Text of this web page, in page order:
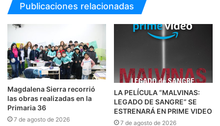
Publicaciones relacionadas
Magdalena Sierra recorrió
las obras realizadas en la
Primaria 36
7 de agosto de 2026
LA PELÍCULA “MALVINAS:
LEGADO DE SANGRE” SE
ESTRENARÁ EN PRIME VIDEO
7 de agosto de 2026